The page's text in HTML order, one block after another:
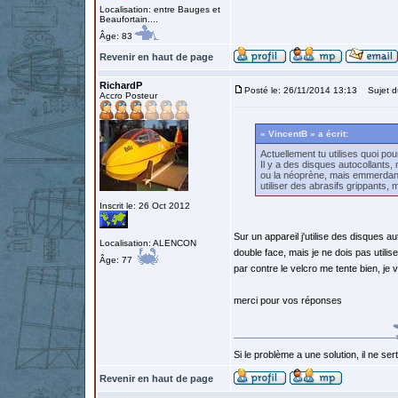
Localisation: entre Bauges et
Beaufortain....
Âge: 83
Revenir en haut de page
RichardP
Accro Posteur
Inscrit le: 26 Oct 2012
Localisation: ALENCON
Âge: 77
Posté le: 26/11/2014 13:13 Sujet
« VincentB » a écrit:
Actuellement tu utilises quoi
Il y a des disques autocollants,
ou la néoprène, mais
utiliser des abrasifs grippants,
Sur un appareil j'utilise des disques
double face, mais je ne dois pas
par contre le velcro me tente bien, je
merci pour vos réponses
Si le problème a une solution, il ne
Revenir en haut de page